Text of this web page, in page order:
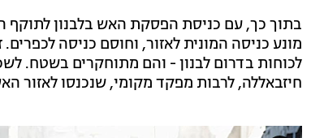
בתוך כך, עם כניסת הפסקת האש בלבנון לתוקף
מונע כניסה המונית לאזור, וחוסם כניסה
לכוחות בדרום לבנון - והם מתוחקרים בשטח.
חיזבאללה, לרבות מפקד מקומי, שנכנסו לאזור